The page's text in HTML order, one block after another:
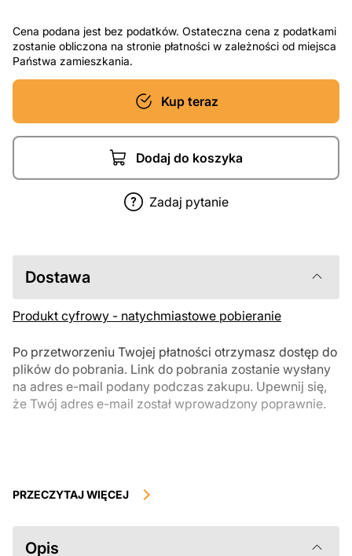
Cena podana jest bez podatków. Ostateczna cena z podatkami
zostanie obliczona na stronie płatności w zależności od miejsca
Państwa zamieszkania.
Kup teraz
Dodaj do koszyka
Zadaj pytanie
Dostawa
Produkt cyfrowy - natychmiastowe pobieranie
Po przetworzeniu Twojej płatności otrzymasz dostęp do
plików do pobrania. Link do pobrania zostanie wysłany
na adres e-mail podany podczas zakupu. Upewnij się,
że Twój adres e-mail został wprowadzony poprawnie.
podlegają zwrotowi ani wymianie po ich pobraniu. Zalecamy
przed zakupem. Jeśli masz jakiekolwiek problemy z zamówieniem,
skontaktuj się bezpośrednio ze sprzedawcą.
PRZECZYTAJ WIĘCEJ
Opis